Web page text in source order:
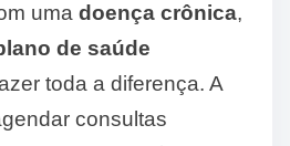
uma doença crônica,
de saúde
toda a diferença. A
consultas